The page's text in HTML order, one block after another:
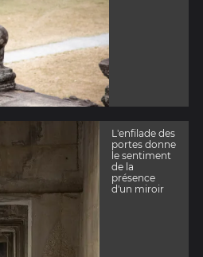
L'enfilade des
portes donne
le sentiment
de la
présence
d'un miroir